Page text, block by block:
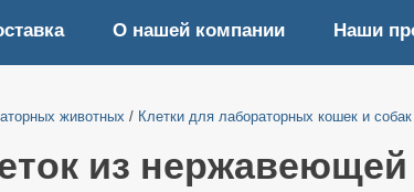
О нашей компании Наши
животных / Клетки для лабораторных кошек и собак
из